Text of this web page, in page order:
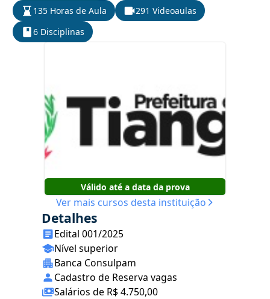
135 Horas de Aula
291 Videoaulas
6 Disciplinas
Válido até a data da prova
Ver mais cursos desta instituição
Detalhes
Edital 001/2025
Nível superior
Banca Consulpam
Cadastro de Reserva vagas
Salários de R$ 4.750,00